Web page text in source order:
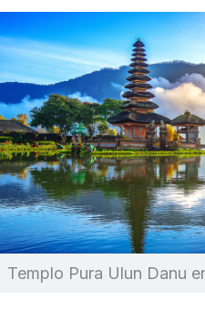
Templo Pura Ulun Danu